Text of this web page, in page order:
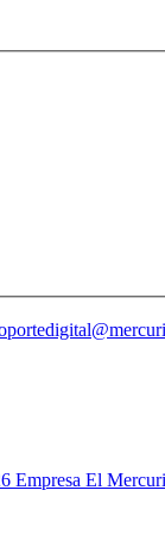
Empresa El